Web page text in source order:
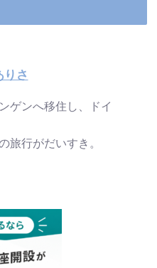
りさ
ゲンへ移住し、ドイ
旅行がだいすき。